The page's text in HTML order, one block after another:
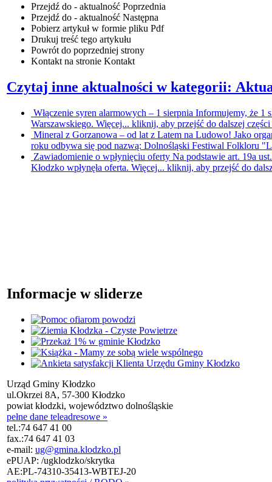
Przejdź do - aktualność Poprzednia
Przejdź do - aktualność Następna
Pobierz artykuł w formie pliku Pdf
Drukuj treść tego artykułu
Powrót do poprzedniej strony
Kontakt na stronie Kontakt
Czytaj inne aktualności w kategorii:
Włączenie syren alarmowych – 1 sierpnia Informujemy, że 1
Warszawskiego. Więcej... kliknij, aby przejść do dalszej
Mineral z Gorzanowa – od lat z Latem na Ludowo! Jako
roku odbywa się pod nazwą: Dolnośląski Festiwal Folkloru
Zawiadomienie o wpłynięciu oferty Na podstawie art. 19a
Kłodzko wpłynęła oferta. Więcej... kliknij, aby przejść do
Informacje w sliderze
Urząd Gminy Kłodzko
ul.Okrzei 8A, 57-300 Kłodzko
powiat kłodzki, województwo dolnośląskie
pełne dane teleadresowe »
tel.:74 647 41 00
fax.:74 647 41 03
e-mail: ug@gmina.klodzko.pl
ePUAP: /ugklodzko/skrytka
AE:PL-74310-35413-WBTEJ-20